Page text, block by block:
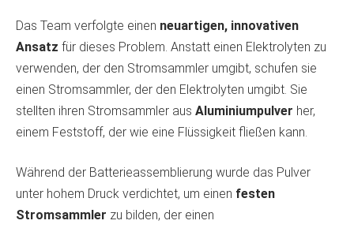
Das Team verfolgte einen neuartigen, innovativen
Ansatz für dieses Problem. Anstatt einen Elektrolyten zu
verwenden, der den Stromsammler umgibt, schufen sie
einen Stromsammler, der den Elektrolyten umgibt. Sie
stellten ihren Stromsammler aus Aluminiumpulver her,
einem Feststoff, der wie eine Flüssigkeit fließen kann.
Während der Batterieassemblierung wurde das Pulver
unter hohem Druck verdichtet, um einen festen
Stromsammler zu bilden, der einen